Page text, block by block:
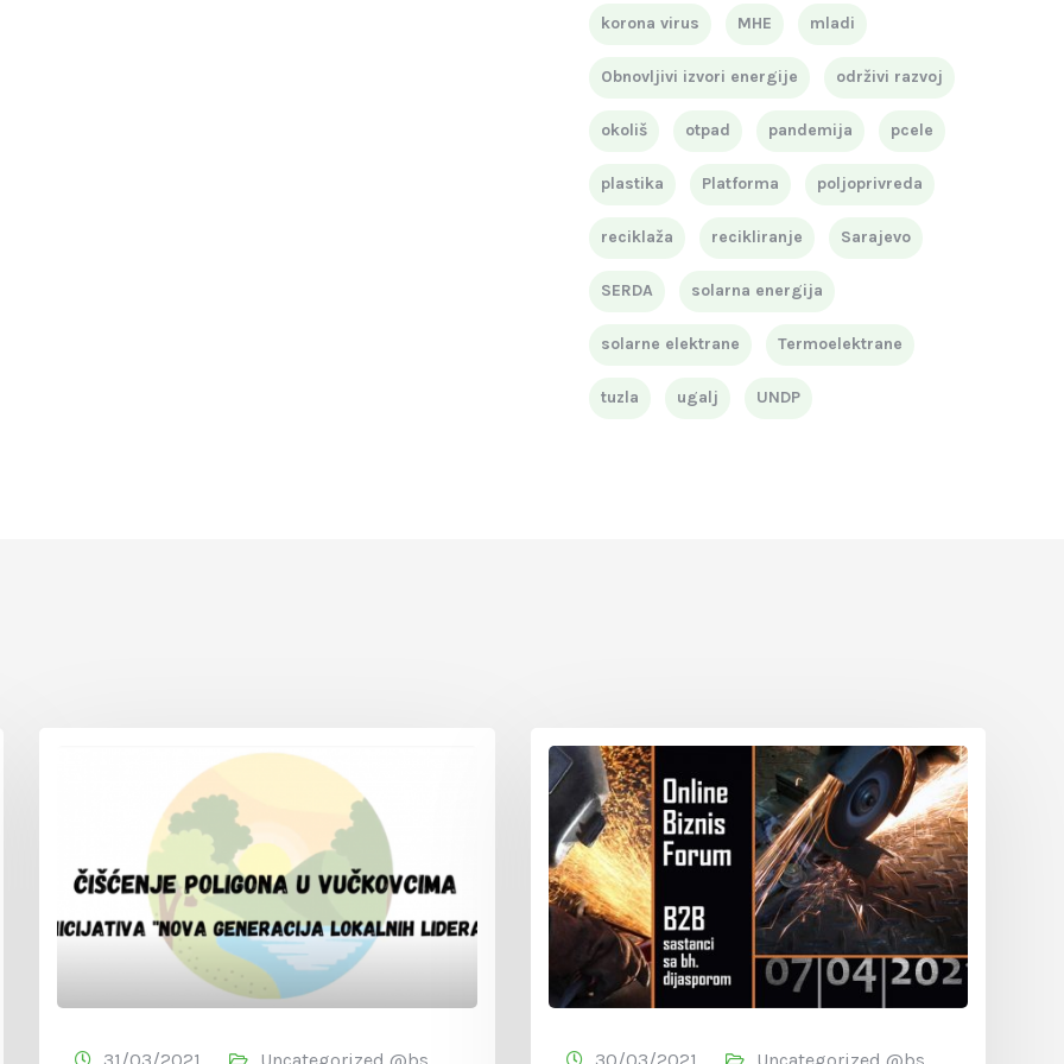
korona virus MHE mladi
Obnovljivi izvori energije održivi razvoj
okoliš otpad pandemija pcele
plastika Platforma poljoprivreda
reciklaža recikliranje Sarajevo
SERDA solarna energija
solarne elektrane Termoelektrane
tuzla ugalj UNDP